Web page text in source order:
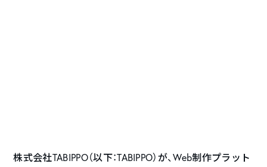
株式会社TABIPPO（以下：TABIPPO）が、Web制作プラット